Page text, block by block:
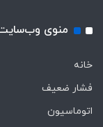
منوی وب‌سایت
خانه
فشار ضعیف
اتوماسیون